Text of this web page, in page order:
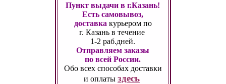
Пункт выдачи в г.Казань!
Есть самовывоз,
доставка курьером по
г. Казань в течение
1-2 раб.дней.
Отправляем заказы
по всей России.
Обо всех способах доставки
и оплатыздесь